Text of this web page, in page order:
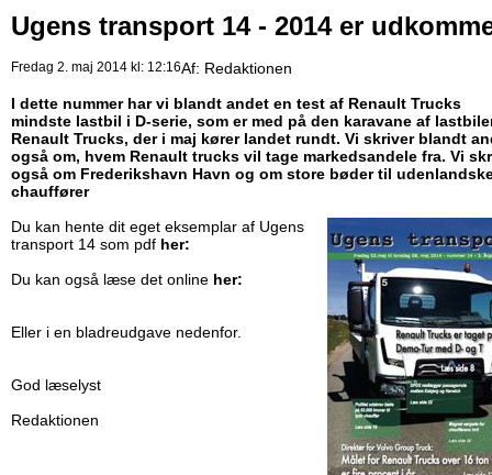
Ugens transport 14 - 2014 er
Fredag 2. maj 2014 kl: 12:16Af: Redaktionen
I dette nummer har vi blandt andet en test af Renault Trucks
mindste lastbil i D-serie, som er med på den karavane af
Renault Trucks, der i maj kører landet rundt. Vi skriver blandt
også om, hvem Renault trucks vil tage markedsandele fra. Vi
også om Frederikshavn Havn og om store bøder til
chauffører
Du kan hente dit eget eksemplar af Ugens
transport 14 som pdf her:
Du kan også læse det online her:
Eller i en bladreudgave nedenfor.
God læselyst
Redaktionen